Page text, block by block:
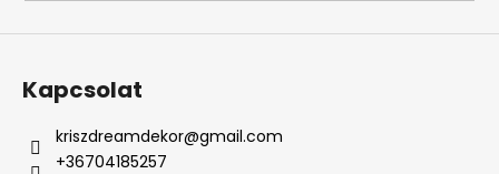
Kapcsolat
kriszdreamdekor@gmail.com
+36704185257